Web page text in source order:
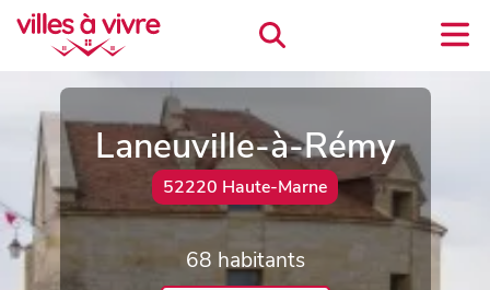
Laneuville-à-Rémy
52220 Haute-Marne
68 habitants